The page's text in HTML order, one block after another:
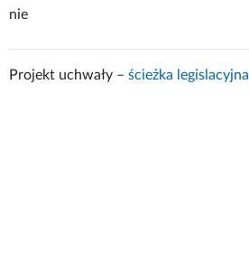
nie
Projekt uchwały – ścieżka legislacyjna